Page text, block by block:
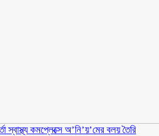
স্বাস্থ্য কমপ্লেক্সে অ’নি’য়’মের বলয় তৈরি